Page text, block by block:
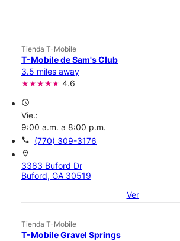
Tienda T-Mobile
T-Mobile de Sam's Club
3.5 miles away
4.6
access_time
Vie.:
9:00 a.m. a 8:00 p.m.
call (770) 309-3176
location_on
3383 Buford Dr
Buford, GA 30519
Ver
Tienda T-Mobile
T-Mobile Gravel Springs